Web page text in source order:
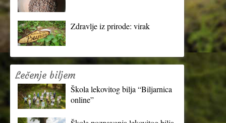
Zdravlje iz prirode: virak
Lečenje biljem
Škola lekovitog bilja “Biljarnica
online”